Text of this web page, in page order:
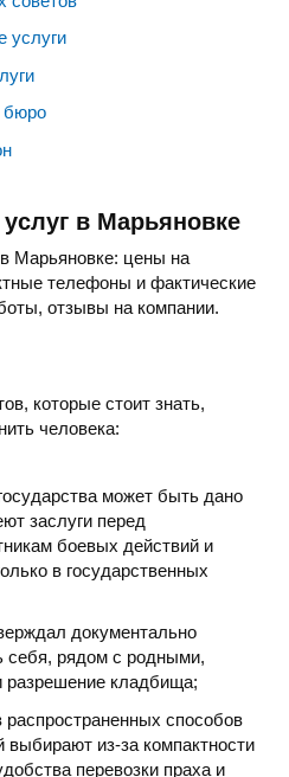
услуги
бюро
в Марьяновке
Марьяновке: цены на
телефоны и фактические
отзывы на компании.
которые стоит знать,
человека:
может быть дано
заслуги перед
боевых действий и
в государственных
документально
себя, рядом с родными,
разрешение кладбища;
способов
выбирают из-за компактности
перевозки праха и